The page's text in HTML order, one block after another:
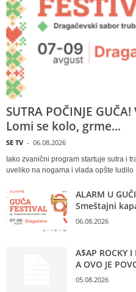
SUTRA POČINJE
Lomi se kolo, grme...
SE TV - 06.08.2026
Iako zvanični program startuje sutra i
uveliko na nogama i vlada opšte
ALARM U
Smeštajni
06.08.2026
A$AP ROCKY
A OVO JE
05.08.2026